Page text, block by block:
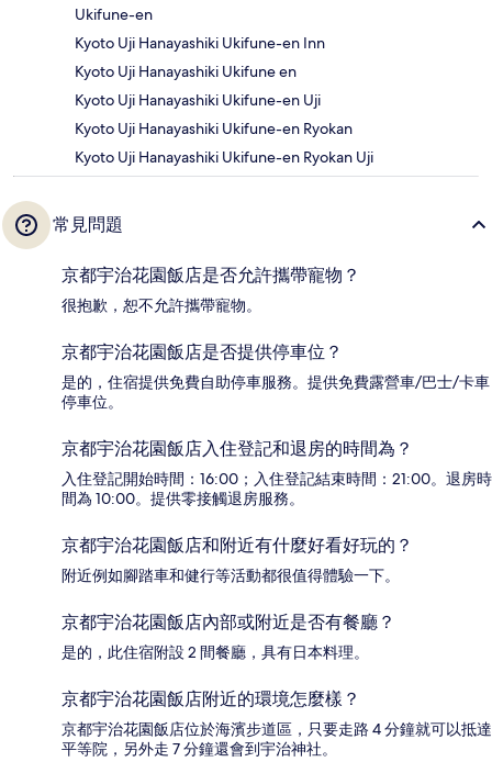
Ukifune-en
Kyoto Uji Hanayashiki Ukifune-en Inn
Kyoto Uji Hanayashiki Ukifune en
Kyoto Uji Hanayashiki Ukifune-en Uji
Kyoto Uji Hanayashiki Ukifune-en Ryokan
Kyoto Uji Hanayashiki Ukifune-en Ryokan Uji
常見問題
京都宇治花園飯店是否允許攜帶寵物？
很抱歉，恕不允許攜帶寵物。
京都宇治花園飯店是否提供停車位？
是的，住宿提供免費自助停車服務。提供免費露營車/巴士/卡車
停車位。
京都宇治花園飯店入住登記和退房的時間為？
入住登記開始時間：16:00；入住登記結束時間：21:00。退房時
間為 10:00。提供零接觸退房服務。
京都宇治花園飯店和附近有什麼好看好玩的？
附近例如腳踏車和健行等活動都很值得體驗一下。
京都宇治花園飯店內部或附近是否有餐廳？
是的，此住宿附設 2 間餐廳，具有日本料理。
京都宇治花園飯店附近的環境怎麼樣？
京都宇治花園飯店位於海濱步道區，只要走路 4 分鐘就可以抵達
平等院，另外走 7 分鐘還會到宇治神社。